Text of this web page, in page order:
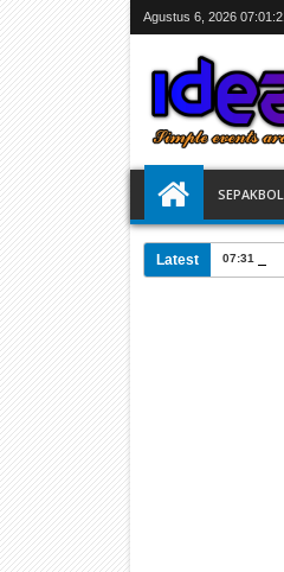
Agustus 6, 2026
Latest 07:31 AM